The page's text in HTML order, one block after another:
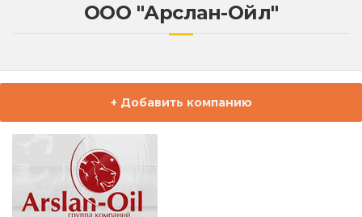
ООО "Арслан-Ойл"
+ Добавить компанию